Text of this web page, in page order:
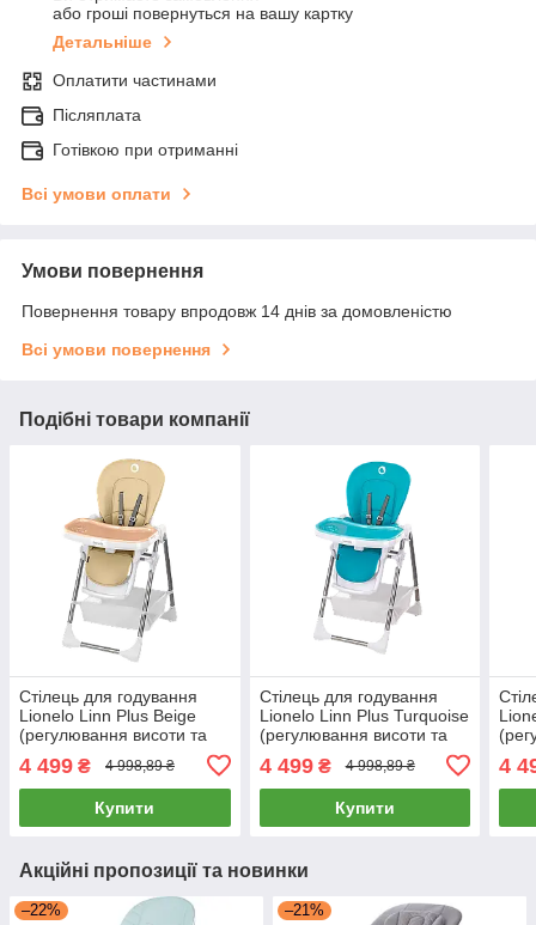
або гроші повернуться на вашу картку
Детальніше
Оплатити частинами
Післяплата
Готівкою при отриманні
Всі умови оплати
Умови повернення
Повернення товару впродовж 14 днів за домовленістю
Всі умови повернення
Подібні товари компанії
Стілець для годування
Lionelo Linn Plus Beige
(регулювання висоти та
Бежевий
4 499 ₴ 4 998,89 ₴
Купити
Стілець для годування
Lionelo Linn Plus Turquoise
(регулювання висоти та
Блакитний
4 499₴ 4 998,89 ₴
Купити
4
Акційні пропозиції та новинки
–22% –21%